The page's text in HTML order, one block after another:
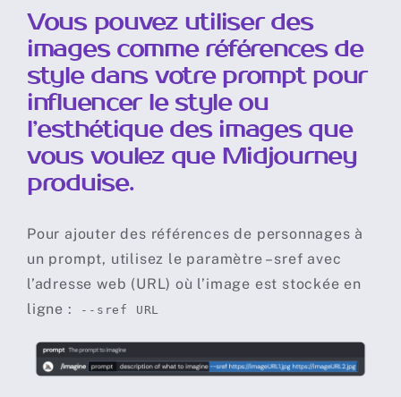
Utiliser Discord
Utiliser le Site Web
Commandes, Paramètres et Outils
Rédiger un Prompt
Travailler avec ses propres images
Styles et esthétique
Taille d’image et format
Vous pouvez utiliser des
images comme références de
style dans votre prompt pour
influencer le style ou
l’esthétique des images que
vous voulez que Midjourney
produise.
Pour ajouter des références de personnages à
un prompt, utilisez le paramètre –sref avec
l’adresse web (URL) où l’image est stockée en
ligne :
--sref URL